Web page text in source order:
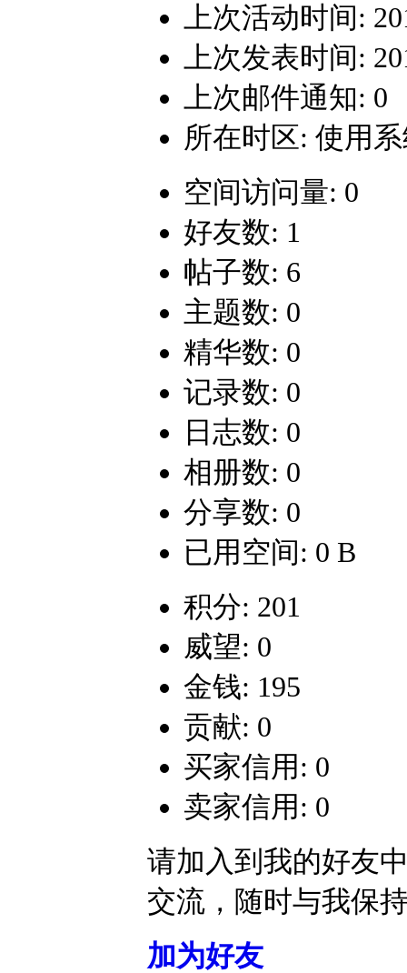
上次活动时间:
上次发表时间:
上次邮件通知: 0
所在时区: 使用
空间访问量: 0
好友数: 1
帖子数: 6
主题数: 0
精华数: 0
记录数: 0
日志数: 0
相册数: 0
分享数: 0
已用空间: 0 B
积分: 201
威望: 0
金钱: 195
贡献: 0
买家信用: 0
卖家信用: 0
请加入到我的好友
交流，随时与我保
加为好友